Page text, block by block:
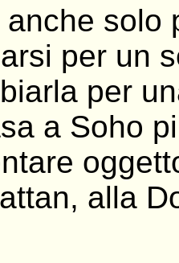
solo
per un
per
a Soho
alla